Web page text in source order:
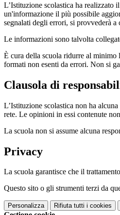
L’Istituzione scolastica ha
un'informazione il più possibile
segnalati degli errori, si provvederà
Le informazioni sono talvolta
È cura della scuola ridurre al
formati non esenti da errori. Non si
Clausola di
L’Istituzione scolastica non ha
rete. Le opinioni in essi contenute
La scuola non si assume alcuna
Privacy
La scuola garantisce che il
Questo sito o gli strumenti terzi da
Personalizza Rifiuta tutti i cookies